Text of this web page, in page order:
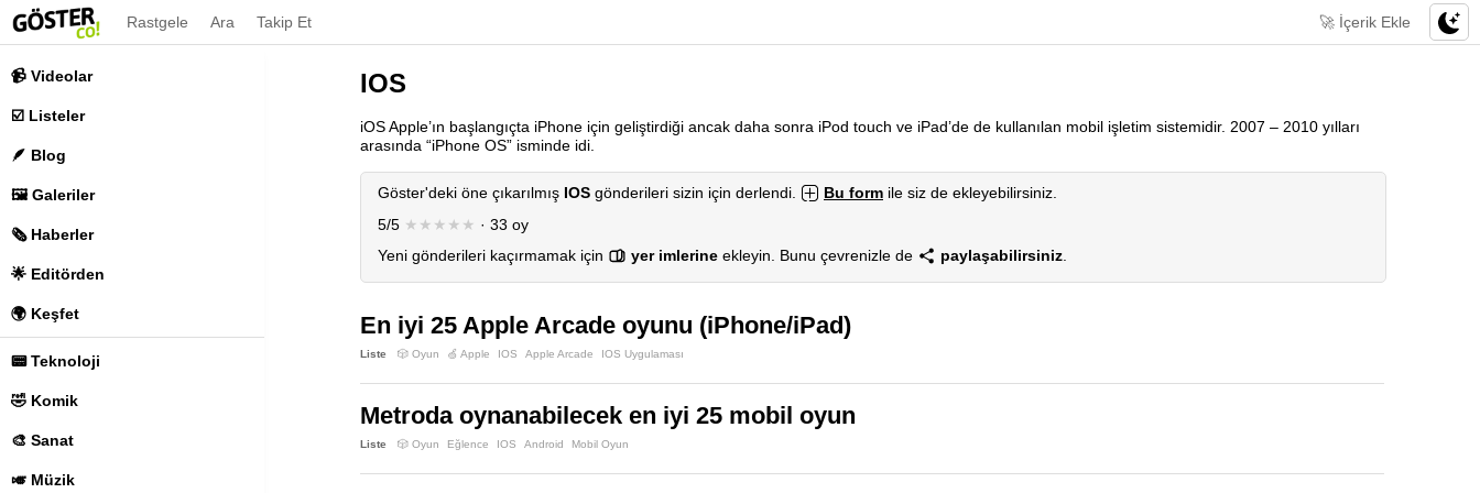
📹 Videolar
☑️ Listeler
🪶 Blog
🖼️ Galeriler
🗞️ Haberler
🌟 Editörden
🌍 Keşfet
📟 Teknoloji
🤣 Komik
🎨 Sanat
🎺 Müzik
Rastgele Ara Takip Et 🚀 İçerik Ekle
IOS
iOS Apple’ın başlangıçta iPhone için geliştirdiği ancak daha sonra iPod touch ve iPad’de de kullanılan mobil işletim sistemidir. 2007 – 2010 yılları
arasında “iPhone OS” isminde idi.
Göster'deki öne çıkarılmış IOS gönderileri sizin için derlendi. Bu form ile siz de ekleyebilirsiniz.
5/5 ★★★★★ · 33 oy
Yeni gönderileri kaçırmamak için
yer imlerine ekleyin. Bunu çevrenizle de paylaşabilirsiniz
En iyi 25 Apple Arcade oyunu (iPhone/iPad)
Liste 🎲 Oyun 🍏 Apple IOS Apple Arcade IOS Uygulaması
Metroda oynanabilecek en iyi 25 mobil oyun
Liste 🎲 Oyun Eğlence IOS Android Mobil Oyun